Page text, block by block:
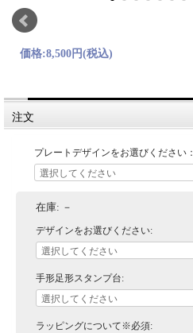
価格:8,500円(税込)
注文
プレートデザインをお選びください：
在庫: －
デザインをお選びください:
手形足形スタンプ台:
ラッピングについて※必須: